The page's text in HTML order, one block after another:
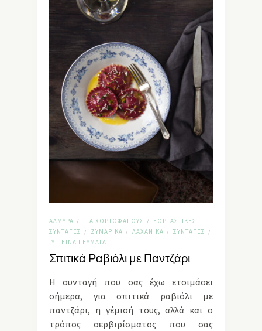
ΑΛΜΥΡΆ / ΓΙΑ ΧΟΡΤΟΦΆΓΟΥΣ /
ΕΟΡΤΑΣΤΙΚΈΣ
ΣΥΝΤΑΓΈΣ
/ ΖΥΜΑΡΙΚΆ / ΛΑΧΑΝΙΚΆ / ΣΥΝΤΑΓΈΣ /
ΥΓΙΕΙΝΆ ΓΕΎΜΑΤΑ
Σπιτικά Ραβιόλι με Παντζάρι
Η συνταγή που σας έχω ετοιμάσει
σήμερα, για σπιτικά ραβιόλι με
παντζάρι, η γέμισή τους, αλλά και ο
τρόπος σερβιρίσματος που σας